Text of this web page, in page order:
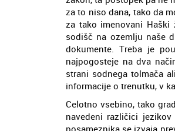
za to niso dana, tako da
za tako imenovani
sodišč na ozemlju naše
dokumente. Treba je
najpogosteje na dva
strani sodnega tolmača
informacije o trenutku, v
Celotno vsebino, tako
navedeni različici
posameznika se izvaja